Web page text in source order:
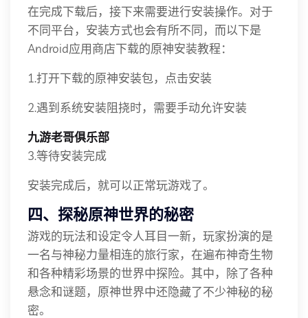
在完成下载后，接下来需要进行安装操作。对于
不同平台，安装方式也会有所不同，而以下是
Android应用商店下载的原神安装教程：
1.打开下载的原神安装包，点击安装
2.遇到系统安装阻挠时，需要手动允许安装
九游老哥俱乐部
3.等待安装完成
安装完成后，就可以正常玩游戏了。
四、探秘原神世界的秘密
游戏的玩法和设定令人耳目一新，玩家扮演的是
一名与神秘力量相连的旅行家，在遍布神奇生物
和各种精彩场景的世界中探险。其中，除了各种
悬念和谜题，原神世界中还隐藏了不少神秘的秘
密。